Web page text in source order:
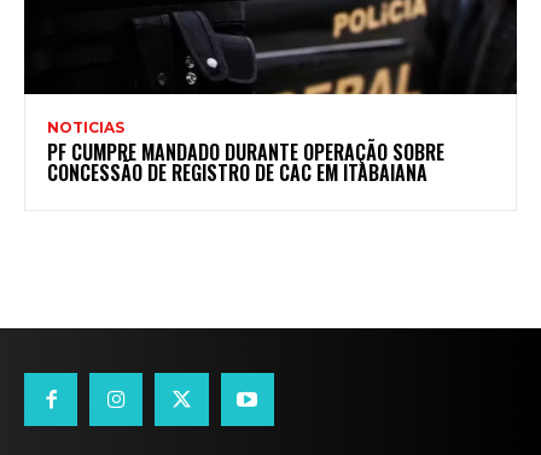
NOTICIAS
PF CUMPRE MANDADO DURANTE OPERAÇÃO SOBRE
CONCESSÃO DE REGISTRO DE CAC EM ITABAIANA